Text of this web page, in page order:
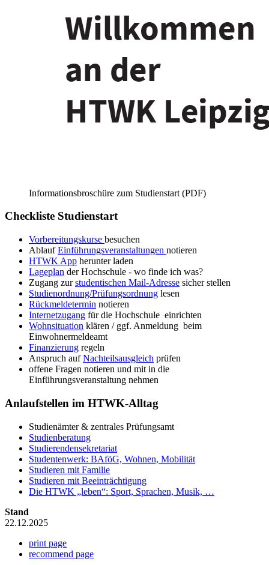
Informationsbroschüre zum Studienstart (PDF)
Checkliste Studienstart
Vorbereitungskurse besuchen
AblaufEinführungsveranstaltungen notieren
HTWK App herunter laden
Lageplan der Hochschule - wo finde ich was?
Zugang zurstudentischen Mail-Adresse sicher stellen
Studienordnung/Prüfungsordnung lesen
Rückmeldetermin notieren
Internetzugang für die Hochschule einrichten
Wohnsituation klären / ggf. Anmeldung beim
Einwohnermeldeamt
Finanzierung regeln
Anspruch aufNachteilsausgleich prüfen
offene Fragen notieren und mit in die
Einführungsveranstaltung nehmen
Anlaufstellen im HTWK-Alltag
Studienämter & zentrales Prüfungsamt
Studienberatung
Studierendensekretariat
Studentenwerk: BAföG, Wohnen, Mobilität
Studieren mit Familie
Studieren mit Beeinträchtigung
Die HTWK „leben“: Sport, Sprachen, Musik, …
Stand
22.12.2025
print page
recommend page